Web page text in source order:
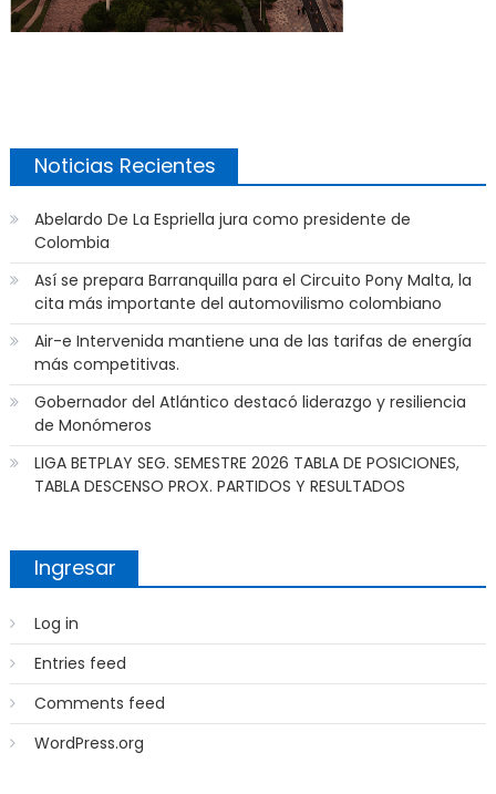
Noticias Recientes
Abelardo De La Espriella jura como presidente de
Colombia
Así se prepara Barranquilla para el Circuito Pony Malta, la
cita más importante del automovilismo colombiano
Air-e Intervenida mantiene una de las tarifas de energía
más competitivas.
Gobernador del Atlántico destacó liderazgo y resiliencia
de Monómeros
LIGA BETPLAY SEG. SEMESTRE 2026 TABLA DE POSICIONES,
TABLA DESCENSO PROX. PARTIDOS Y RESULTADOS
Ingresar
Log in
Entries feed
Comments feed
WordPress.org